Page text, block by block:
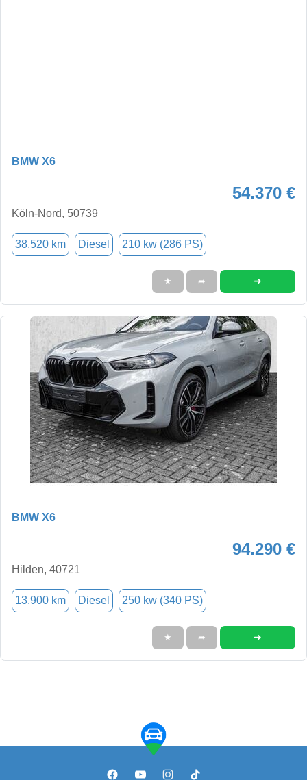
BMW X6
54.370 €
Köln-Nord, 50739
38.520 km Diesel 210 kw (286 PS)
★ ➦ ➜
BMW X6
94.290 €
Hilden, 40721
13.900 km Diesel 250 kw (340 PS)
★ ➦ ➜